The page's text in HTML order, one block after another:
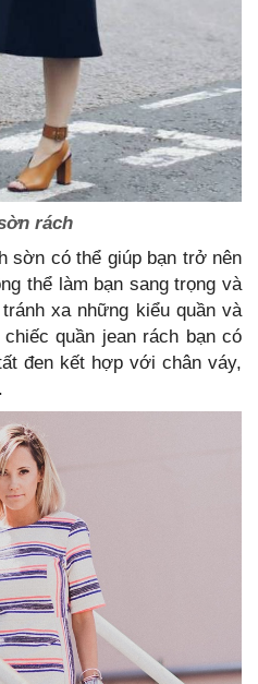
rách
sờn có thể giúp bạn trở nên
thể làm bạn sang trọng và
xa những kiểu quần và
quần jean rách bạn có
đen kết hợp với chân váy,